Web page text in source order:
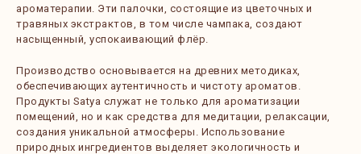
ароматерапии. Эти палочки, состоящие из цветочных и
травяных экстрактов, в том числе чампака, создают
насыщенный, успокаивающий флёр.
Производство основывается на древних методиках,
обеспечивающих аутентичность и чистоту ароматов.
Продукты Satya служат не только для ароматизации
помещений, но и как средства для медитации, релаксации,
создания уникальной атмосферы. Использование
природных ингредиентов выделяет экологичность и